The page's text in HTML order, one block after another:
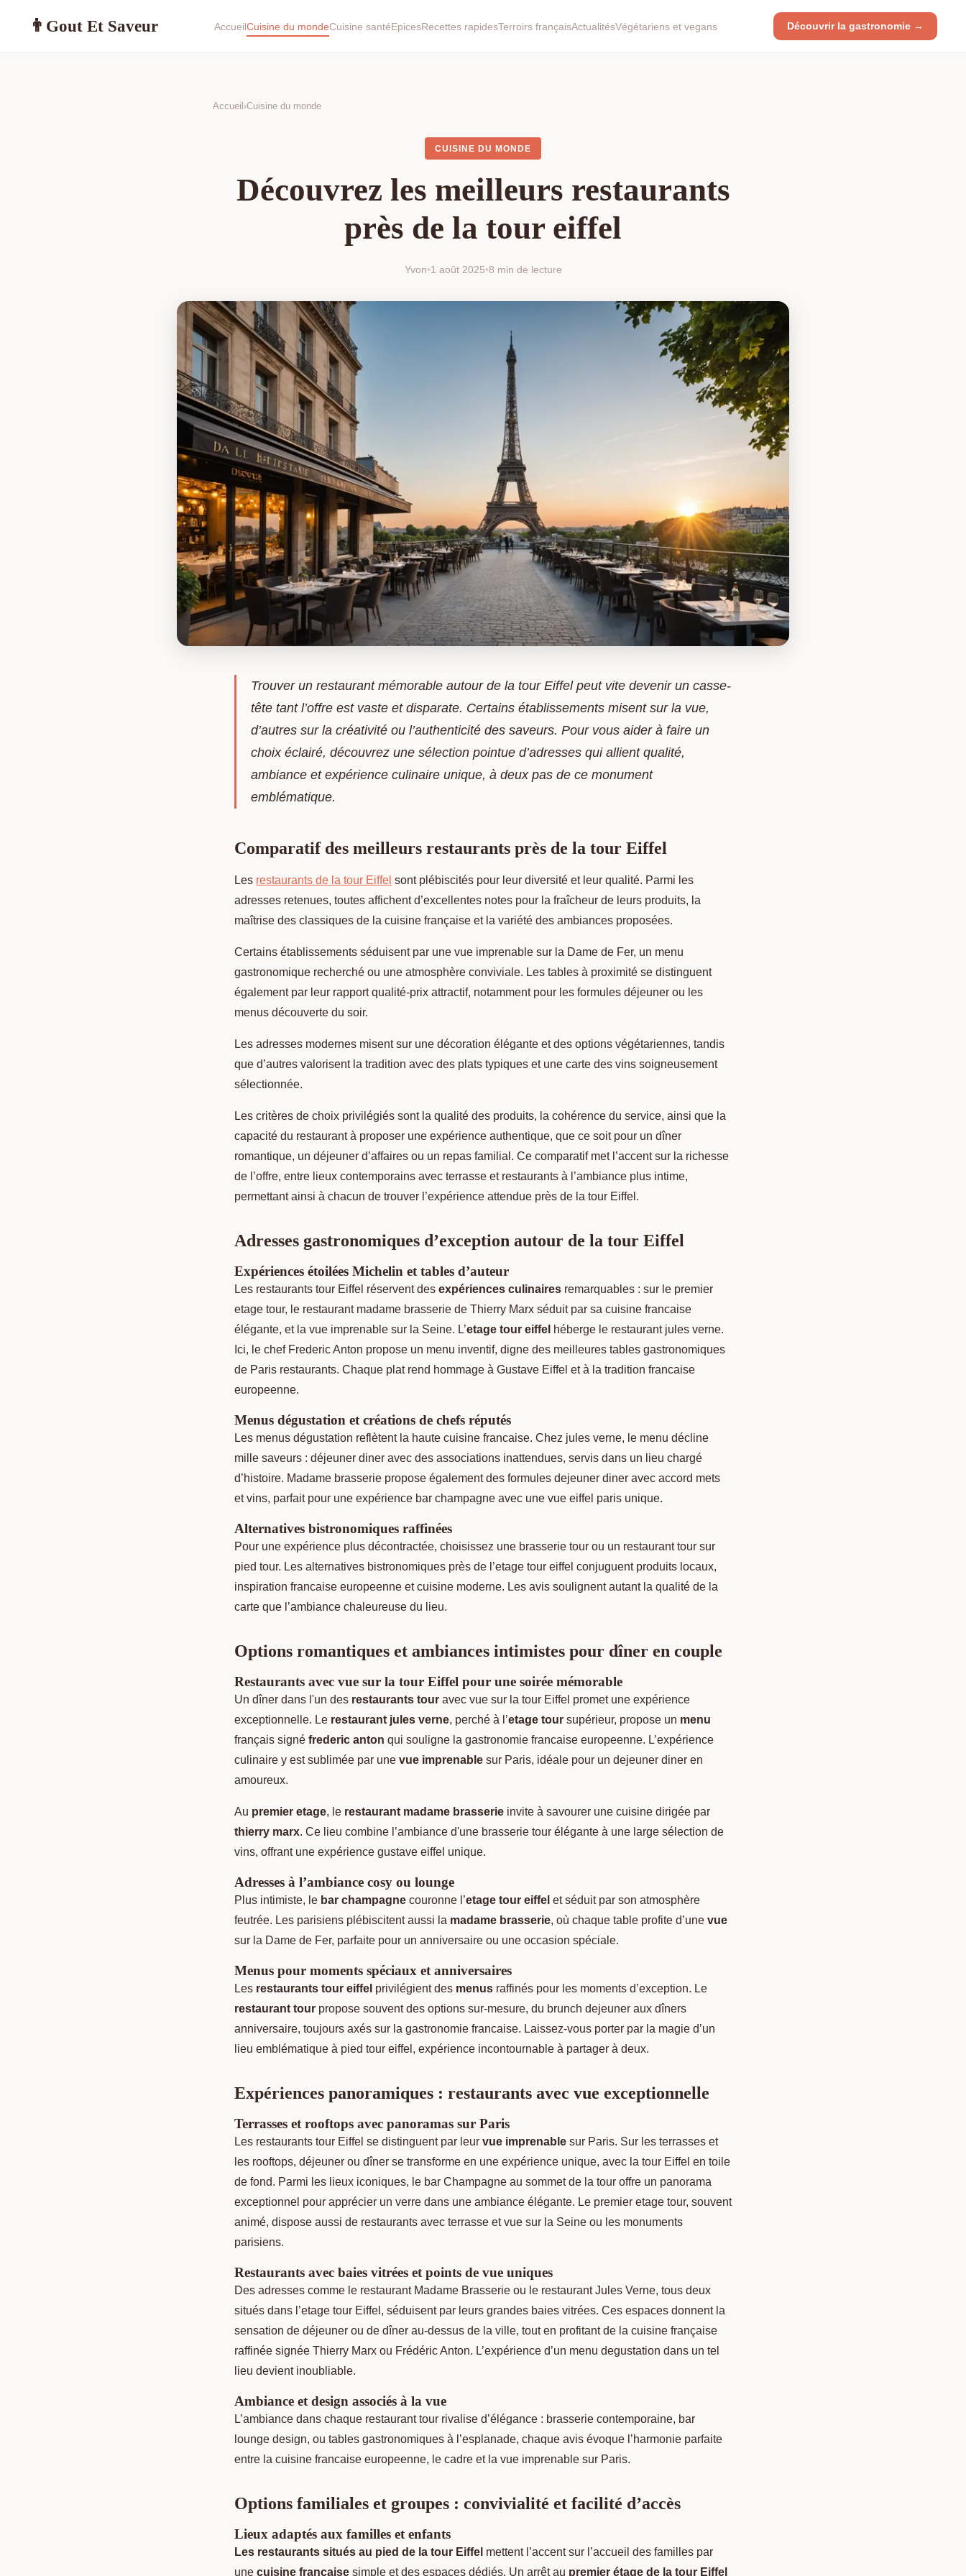
👨 Gout Et Saveur AccueilCuisine du mondeCuisine santéEpicesRecettes rapidesTerroirs françaisActualitésVégétariens et vegans Découvrir la gastronomie →
Accueil ›Cuisine du monde
CUISINE DU MONDE
Découvrez les meilleurs restaurants
près de la tour eiffel
Yvon•1 août 2025•8 min de lecture
Trouver un restaurant mémorable autour de la tour Eiffel peut vite devenir un casse-
tête tant l’offre est vaste et disparate. Certains établissements misent sur la vue,
d’autres sur la créativité ou l’authenticité des saveurs. Pour vous aider à faire un
choix éclairé, découvrez une sélection pointue d’adresses qui allient qualité,
ambiance et expérience culinaire unique, à deux pas de ce monument
emblématique.
Comparatif des meilleurs restaurants près de la tour Eiffel
Les restaurants de la tour Eiffel sont plébiscités pour leur diversité et leur qualité. Parmi les
adresses retenues, toutes affichent d’excellentes notes pour la fraîcheur de leurs produits, la
maîtrise des classiques de la cuisine française et la variété des ambiances proposées.
Certains établissements séduisent par une vue imprenable sur la Dame de Fer, un menu
gastronomique recherché ou une atmosphère conviviale. Les tables à proximité se distinguent
également par leur rapport qualité-prix attractif, notamment pour les formules déjeuner ou les
menus découverte du soir.
Les adresses modernes misent sur une décoration élégante et des options végétariennes, tandis
que d’autres valorisent la tradition avec des plats typiques et une carte des vins soigneusement
sélectionnée.
Les critères de choix privilégiés sont la qualité des produits, la cohérence du service, ainsi que la
capacité du restaurant à proposer une expérience authentique, que ce soit pour un dîner
romantique, un déjeuner d’affaires ou un repas familial. Ce comparatif met l’accent sur la richesse
de l’offre, entre lieux contemporains avec terrasse et restaurants à l’ambiance plus intime,
permettant ainsi à chacun de trouver l’expérience attendue près de la tour Eiffel.
Adresses gastronomiques d’exception autour de la tour Eiffel
Expériences étoilées Michelin et tables d’auteur
Les restaurants tour Eiffel réservent des expériences culinaires remarquables : sur le premier
etage tour, le restaurant madame brasserie de Thierry Marx séduit par sa cuisine francaise
élégante, et la vue imprenable sur la Seine. L’etage tour eiffel héberge le restaurant jules verne.
Ici, le chef Frederic Anton propose un menu inventif, digne des meilleures tables gastronomiques
de Paris restaurants. Chaque plat rend hommage à Gustave Eiffel et à la tradition francaise
europeenne.
Menus dégustation et créations de chefs réputés
Les menus dégustation reflètent la haute cuisine francaise. Chez jules verne, le menu décline
mille saveurs : déjeuner diner avec des associations inattendues, servis dans un lieu chargé
d’histoire. Madame brasserie propose également des formules dejeuner diner avec accord mets
et vins, parfait pour une expérience bar champagne avec une vue eiffel paris unique.
Alternatives bistronomiques raffinées
Pour une expérience plus décontractée, choisissez une brasserie tour ou un restaurant tour sur
pied tour. Les alternatives bistronomiques près de l’etage tour eiffel conjuguent produits locaux,
inspiration francaise europeenne et cuisine moderne. Les avis soulignent autant la qualité de la
carte que l’ambiance chaleureuse du lieu.
Options romantiques et ambiances intimistes pour dîner en couple
Restaurants avec vue sur la tour Eiffel pour une soirée mémorable
Un dîner dans l'un des restaurants tour avec vue sur la tour Eiffel promet une expérience
exceptionnelle. Le restaurant jules verne, perché à l’etage tour supérieur, propose un menu
français signé frederic anton qui souligne la gastronomie francaise europeenne. L’expérience
culinaire y est sublimée par une vue imprenable sur Paris, idéale pour un dejeuner diner en
amoureux.
Au premier etage, le restaurant madame brasserie invite à savourer une cuisine dirigée par
thierry marx. Ce lieu combine l’ambiance d'une brasserie tour élégante à une large sélection de
vins, offrant une expérience gustave eiffel unique.
Adresses à l’ambiance cosy ou lounge
Plus intimiste, le bar champagne couronne l’etage tour eiffel et séduit par son atmosphère
feutrée. Les parisiens plébiscitent aussi la madame brasserie, où chaque table profite d’une vue
sur la Dame de Fer, parfaite pour un anniversaire ou une occasion spéciale.
Menus pour moments spéciaux et anniversaires
Les restaurants tour eiffel privilégient des menus raffinés pour les moments d’exception. Le
restaurant tour propose souvent des options sur-mesure, du brunch dejeuner aux dîners
anniversaire, toujours axés sur la gastronomie francaise. Laissez-vous porter par la magie d’un
lieu emblématique à pied tour eiffel, expérience incontournable à partager à deux.
Expériences panoramiques : restaurants avec vue exceptionnelle
Terrasses et rooftops avec panoramas sur Paris
Les restaurants tour Eiffel se distinguent par leur vue imprenable sur Paris. Sur les terrasses et
les rooftops, déjeuner ou dîner se transforme en une expérience unique, avec la tour Eiffel en toile
de fond. Parmi les lieux iconiques, le bar Champagne au sommet de la tour offre un panorama
exceptionnel pour apprécier un verre dans une ambiance élégante. Le premier etage tour, souvent
animé, dispose aussi de restaurants avec terrasse et vue sur la Seine ou les monuments
parisiens.
Restaurants avec baies vitrées et points de vue uniques
Des adresses comme le restaurant Madame Brasserie ou le restaurant Jules Verne, tous deux
situés dans l’etage tour Eiffel, séduisent par leurs grandes baies vitrées. Ces espaces donnent la
sensation de déjeuner ou de dîner au-dessus de la ville, tout en profitant de la cuisine française
raffinée signée Thierry Marx ou Frédéric Anton. L’expérience d’un menu degustation dans un tel
lieu devient inoubliable.
Ambiance et design associés à la vue
L’ambiance dans chaque restaurant tour rivalise d’élégance : brasserie contemporaine, bar
lounge design, ou tables gastronomiques à l’esplanade, chaque avis évoque l’harmonie parfaite
entre la cuisine francaise europeenne, le cadre et la vue imprenable sur Paris.
Options familiales et groupes : convivialité et facilité d’accès
Lieux adaptés aux familles et enfants
Les restaurants situés au pied de la tour Eiffel mettent l’accent sur l’accueil des familles par
une cuisine française simple et des espaces dédiés. Un arrêt au premier étage de la tour Eiffel